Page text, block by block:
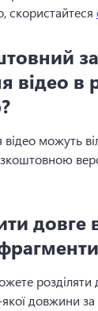
скористайтеся
відео в
відео можуть
довге
розділяти
довжини